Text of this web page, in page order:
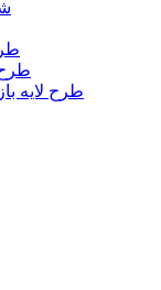
طرح لایه